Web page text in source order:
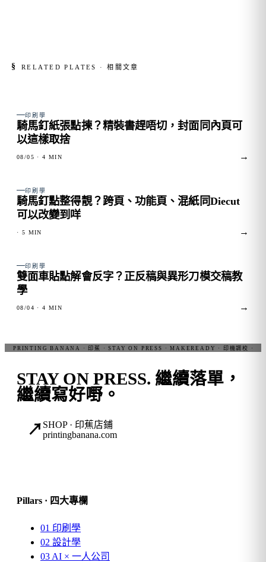
§ RELATED PLATES · 相關文章
FIG. 01
印刷學
騎馬釘紙張點揀？精裝書趕唔切，封面同內頁可
以這樣取捨
08/05 · 4 MIN →
FIG. 02
印刷學
騎馬釘點整得靚？跨頁、功能頁、混紙同Diecut
可以改變到咩
· 5 MIN →
FIG. 03
印刷學
雙面車貼點解會反字？正反稿與異形刀模交稿教
學
08/04 · 4 MIN →
STAY ON PRESS. 繼續落單，
繼續寫好嘢。
↗ SHOP · 印蕉店鋪
printingbanana.com
Pillars · 四大專欄
01 印刷學
02 設計學
03 AI × 一人公司